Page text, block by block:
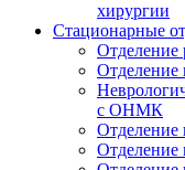
хирургии
Стационарные
Отделение
Отделение
с ОНМК
Отделение
Отделение